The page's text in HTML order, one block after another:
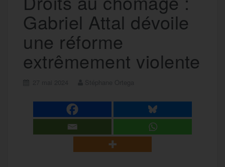
Gabriel Attal dévoile
une réforme
extrêmement violente